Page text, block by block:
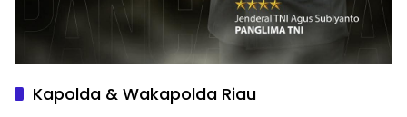
Kapolda & Wakapolda Riau